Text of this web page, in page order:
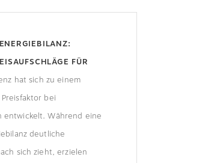
FÜR
hat sich zu einem
bei
entwickelt. Während eine
deutliche
sich zieht, erzielen